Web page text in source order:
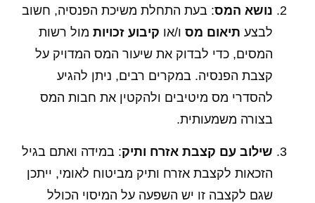
נושא המס: בעת התחלת משיכת הפנסיה, חשוב
לבצע תיאום מס ו/או קיבוע זכויות מול רשות
המסים, כדי לבדוק את שיעור המס המדויק על
קצבת הפנסיה. במקרים רבים, ניתן להגיע
להסדרי מס מיטיבים ולהקטין את חבות המס
בצורה משמעותית.
שילוב עם קצבת אזרח ותיק: במידה ואתם בגיל
הזכאות לקצבת אזרח ותיק מביטוח לאומי, ייתכן
שגם לקצבה זו יש השפעה על המיסוי הכולל